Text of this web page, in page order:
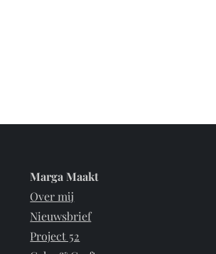
Marga Maakt
Over mij
Nieuwsbrief
Project 52